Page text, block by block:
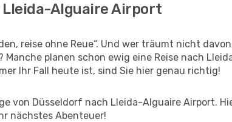
Lleida-Alguaire Airport
reise ohne Reue“. Und wer träumt nicht
planen schon ewig eine Reise nach
Ihr Fall heute ist, sind Sie hier genau richtig!
von Düsseldorf nach Lleida-Alguaire Airport.
nächstes Abenteuer!